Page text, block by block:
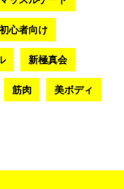
初心者向け
新極真会
筋肉 美ボディ